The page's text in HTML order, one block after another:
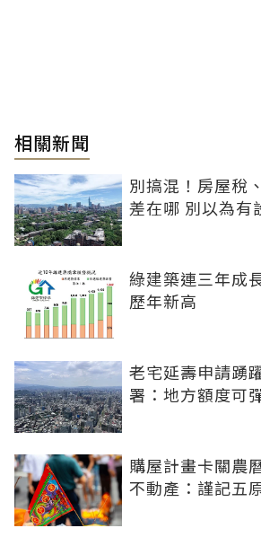
相關新聞
別搞混！房屋稅
差在哪 別以為有
綠建築連三年成
歷年新高
老宅延壽申請踴
署：地方額度可
購屋計畫卡關農
不動產：謹記五